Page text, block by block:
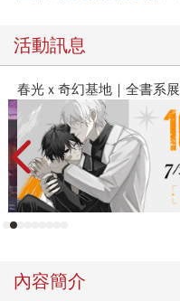
活動訊息
春光ｘ奇幻基地｜全書系展
內容簡介